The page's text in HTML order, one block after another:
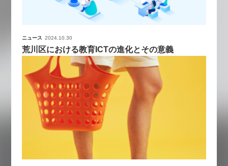
ニュース 2024.10.30
荒川区における教育ICTの進化とその意義